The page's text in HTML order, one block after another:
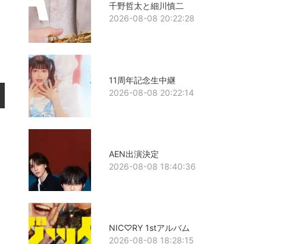
千野哲太と細川慎二
2026-08-08 20:22:28
11周年記念生中継
2026-08-08 20:22:14
AEN出演決定
2026-08-08 18:40:36
NIC♡RY 1stアルバム
2026-08-08 18:28:15